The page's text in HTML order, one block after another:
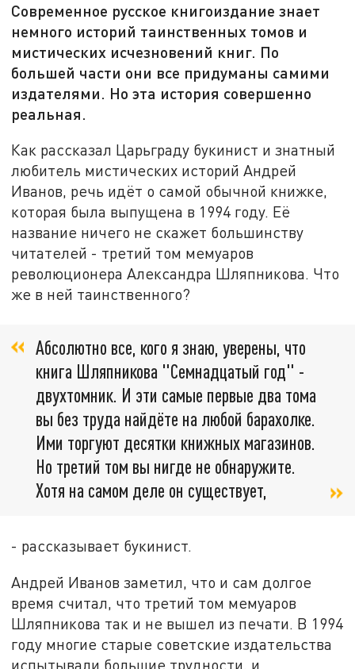
Современное русское книгоиздание знает
немного историй таинственных томов и
мистических исчезновений книг. По
большей части они все придуманы самими
издателями. Но эта история совершенно
реальная.
Как рассказал Царьграду букинист и знатный
любитель мистических историй Андрей
Иванов, речь идёт о самой обычной книжке,
которая была выпущена в 1994 году. Её
название ничего не скажет большинству
читателей - третий том мемуаров
революционера Александра Шляпникова. Что
же в ней таинственного?
Абсолютно все, кого я знаю, уверены, что
книга Шляпникова "Семнадцатый год" -
двухтомник. И эти самые первые два тома
вы без труда найдёте на любой барахолке.
Ими торгуют десятки книжных магазинов.
Но третий том вы нигде не обнаружите.
Хотя на самом деле он существует,
- рассказывает букинист.
Андрей Иванов заметил, что и сам долгое
время считал, что третий том мемуаров
Шляпникова так и не вышел из печати. В 1994
году многие старые советские издательства
испытывали большие трудности, и